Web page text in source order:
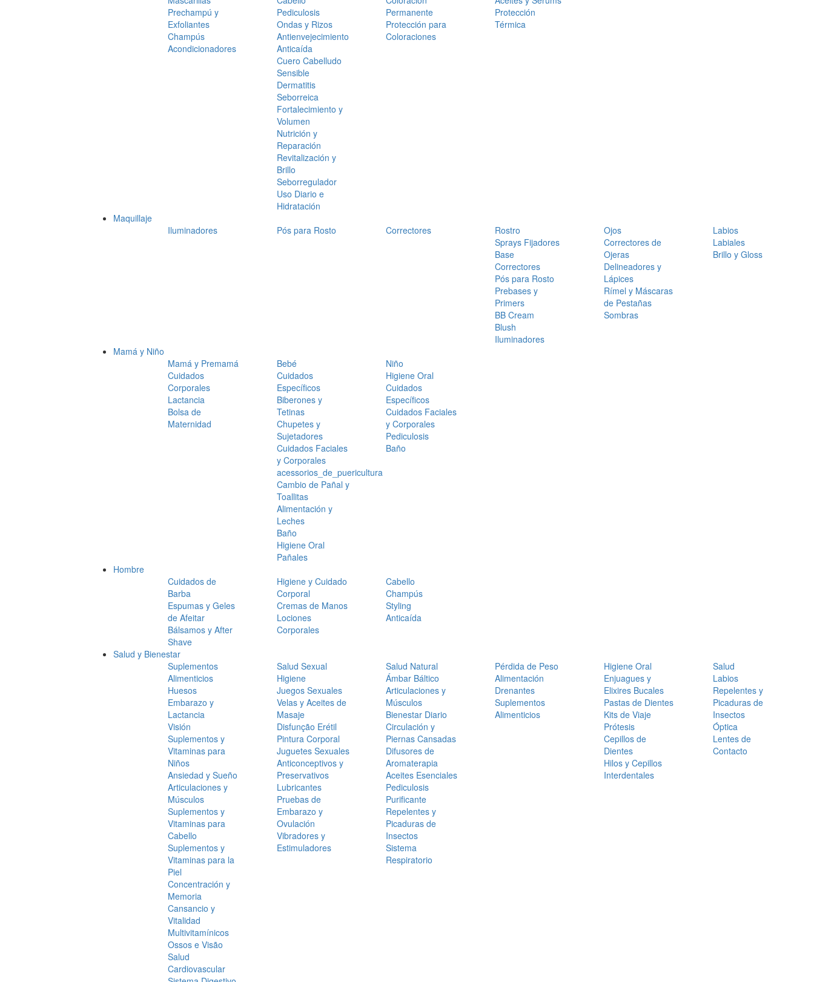
Prechampú y
Exfoliantes
Champús
Acondicionadores
Pediculosis
Ondas y Rizos
Antienvejecimiento
Anticaída
Cuero Cabelludo
Sensible
Dermatitis
Seborreica
Fortalecimiento y
Volumen
Nutrición y
Reparación
Revitalización y
Brillo
Seborregulador
Uso Diario e
Hidratación
Permanente
Protección para
Coloraciones
Protección
Térmica
Maquillaje
Iluminadores
Pós para Rosto Correctores
Rostro
Sprays Fijadores
Base
Correctores
Pós para Rosto
Prebases y
Primers
BB Cream
Blush
Iluminadores
Ojos
Correctores de
Ojeras
Delineadores y
Lápices
Rímel y Máscaras
de Pestañas
Sombras
Labios
Labiales
Brillo y Gloss
Mamá y Niño
Mamá y Premamá
Cuidados
Corporales
Lactancia
Bolsa de
Maternidad
Bebé
Cuidados
Específicos
Biberones y
Tetinas
Chupetes y
Sujetadores
Cuidados Faciales
y Corporales
acessorios_de_puericultura
Cambio de Pañal y
Toallitas
Alimentación y
Leches
Baño
Higiene Oral
Pañales
Niño
Higiene Oral
Cuidados
Específicos
Cuidados Faciales
y Corporales
Pediculosis
Baño
Hombre
Cuidados de
Barba
Espumas y Geles
de Afeitar
Bálsamos y After
Shave
Higiene y Cuidado
Corporal
Cremas de Manos
Lociones
Corporales
Cabello
Champús
Styling
Anticaída
Salud y Bienestar
Suplementos
Alimenticios
Huesos
Embarazo y
Lactancia
Visión
Suplementos y
Vitaminas para
Niños
Ansiedad y Sueño
Articulaciones y
Músculos
Suplementos y
Vitaminas para
Cabello
Suplementos y
Vitaminas para la
Piel
Concentración y
Memoria
Cansancio y
Vitalidad
Multivitamínicos
Ossos e Visão
Salud
Cardiovascular
Salud Sexual
Higiene
Juegos Sexuales
Velas y Aceites de
Masaje
Disfunção Erétil
Pintura Corporal
Juguetes Sexuales
Anticonceptivos y
Preservativos
Lubricantes
Pruebas de
Embarazo y
Ovulación
Vibradores y
Estimuladores
Salud Natural
Ámbar Báltico
Articulaciones y
Músculos
Bienestar Diario
Circulación y
Piernas Cansadas
Difusores de
Aromaterapia
Aceites Esenciales
Pediculosis
Purificante
Repelentes y
Picaduras de
Insectos
Sistema
Respiratorio
Pérdida de Peso
Alimentación
Drenantes
Suplementos
Alimenticios
Higiene Oral
Enjuagues y
Elixires Bucales
Pastas de Dientes
Kits de Viaje
Prótesis
Cepillos de
Dientes
Hilos y Cepillos
Interdentales
Salud
Labios
Repelentes y
Picaduras de
Insectos
Óptica
Lentes de
Contacto